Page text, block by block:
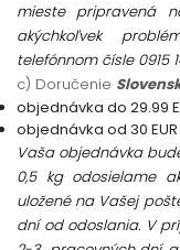
mieste pripravená
akýchkoľvek
telefónnom čísle 0915
c) Doručenie
objednávka do 29.99
objednávka od 30 EUR
Vaša objednávka
0,5 kg odosielame
uložené na Vašej
dní od odoslania. V